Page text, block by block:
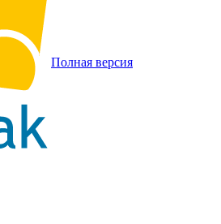
Полная версия